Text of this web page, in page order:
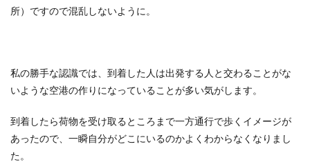
所）ですので混乱しないように。
私の勝手な認識では、到着した人は出発する人と交わることがな
いような空港の作りになっていることが多い気がします。
到着したら荷物を受け取るところまで一方通行で歩くイメージが
あったので、一瞬自分がどこにいるのかよくわからなくなりまし
た。